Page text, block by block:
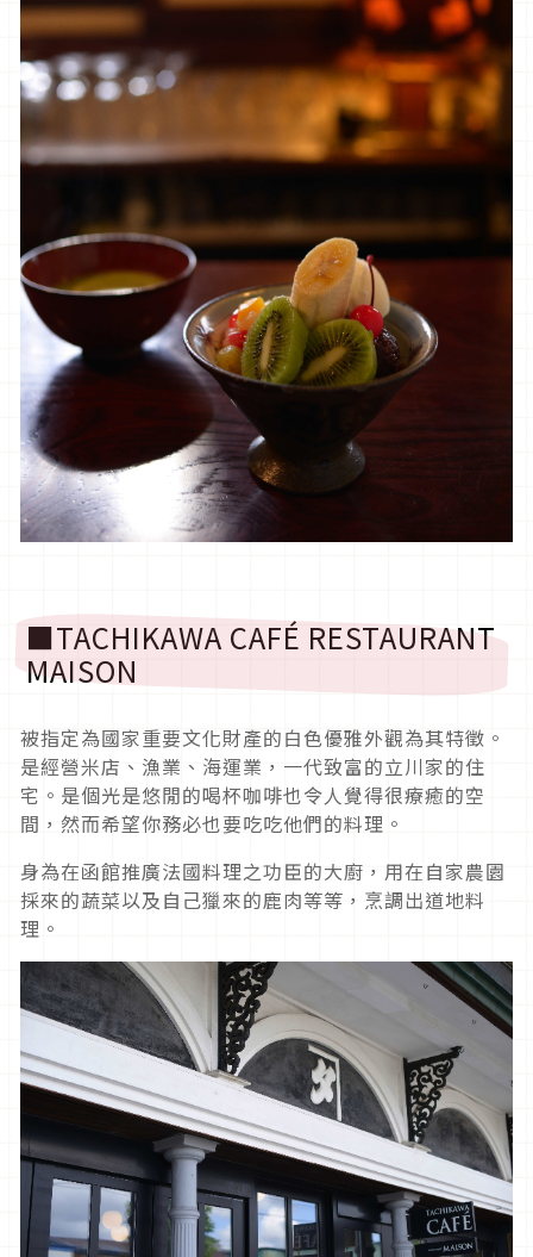
■TACHIKAWA CAFÉ RESTAURANT
MAISON
被指定為國家重要文化財產的白色優雅外觀為其特徵。
是經營米店、漁業、海運業，一代致富的立川家的住
宅。是個光是悠閒的喝杯咖啡也令人覺得很療癒的空
間，然而希望你務必也要吃吃他們的料理。
身為在函館推廣法國料理之功臣的大廚，用在自家農園
採來的蔬菜以及自己獵來的鹿肉等等，烹調出道地料
理。